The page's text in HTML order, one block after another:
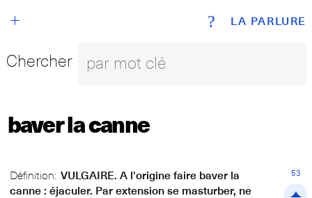
LA PARLURE
+ ?
Chercher
baver la canne
Définition: VULGAIRE. A l'origine faire baver la
canne : éjaculer. Par extension se masturber, ne
53